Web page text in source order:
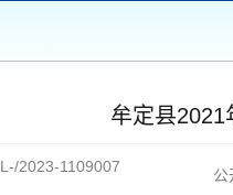
牟定县2021
2023-1109007 公